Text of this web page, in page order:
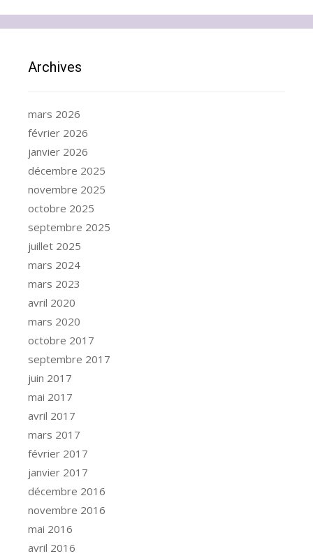
Archives
mars 2026
février 2026
janvier 2026
décembre 2025
novembre 2025
octobre 2025
septembre 2025
juillet 2025
mars 2024
mars 2023
avril 2020
mars 2020
octobre 2017
septembre 2017
juin 2017
mai 2017
avril 2017
mars 2017
février 2017
janvier 2017
décembre 2016
novembre 2016
mai 2016
avril 2016